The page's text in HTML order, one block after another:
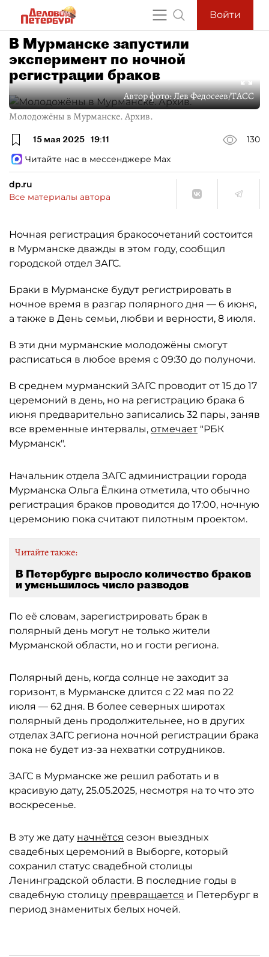
Войти
В Мурманске запустили
эксперимент по ночной
регистрации браков
Автор фото:Лев Федосеев/ТАСС
Молодожёны в Мурманске. Архив.
15 мая 2025 19:11
130
Читайте нас в мессенджере Max
dp.ru
Все материалы автора
Ночная регистрация бракосочетаний состоится
в Мурманске дважды в этом году, сообщил
городской отдел ЗАГС.
Браки в Мурманске будут регистрировать в
ночное время в разгар полярного дня — 6 июня,
а также в День семьи, любви и верности, 8 июля.
В эти дни мурманские молодожёны смогут
расписаться в любое время с 09:30 до полуночи.
В среднем мурманский ЗАГС проводит от 15 до 17
церемоний в день, но на регистрацию брака 6
июня предварительно записались 32 пары, заняв
все временные интервалы, отмечает "РБК
Мурманск".
Начальник отдела ЗАГС администрации города
Мурманска Ольга Ёлкина отметила, что обычно
регистрация браков проводится до 17:00, ночную
церемонию пока считают пилотным проектом.
Читайте также:
В Петербурге выросло количество браков
и уменьшилось число разводов
По её словам, зарегистрировать брак в
полярный день могут не только жители
Мурманской области, но и гости региона.
Полярный день, когда солнце не заходит за
горизонт, в Мурманске длится с 22 мая по 22
июля — 62 дня. В более северных широтах
полярный день продолжительнее, но в других
отделах ЗАГС региона ночной регистрации брака
пока не будет из-за нехватки сотрудников.
ЗАГС в Мурманске же решил работать и в
красивую дату, 25.05.2025, несмотря на то что это
воскресенье.
В эту же дату начнётся сезон выездных
свадебных церемоний в Выборге, который
сохранил статус свадебной столицы
Ленинградской области. В последние годы в
свадебную столицу превращается и Петербург в
период знаменитых белых ночей.